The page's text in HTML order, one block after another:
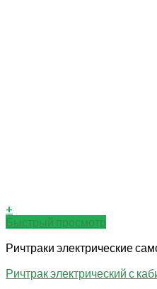
+
Быстрый просмотр
Ричтраки электрические
Ричтрак электрический с